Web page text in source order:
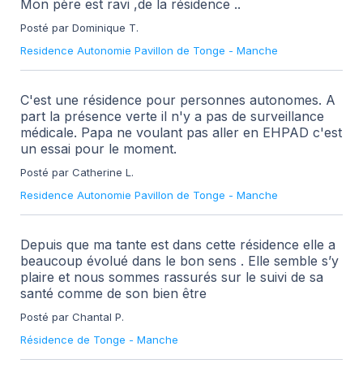
Mon père est ravi ,de la résidence ..
Posté par Dominique T.
Residence Autonomie Pavillon de Tonge - Manche
C'est une résidence pour personnes autonomes. A
part la présence verte il n'y a pas de surveillance
médicale. Papa ne voulant pas aller en EHPAD c'est
un essai pour le moment.
Posté par Catherine L.
Residence Autonomie Pavillon de Tonge - Manche
Depuis que ma tante est dans cette résidence elle a
beaucoup évolué dans le bon sens . Elle semble s’y
plaire et nous sommes rassurés sur le suivi de sa
santé comme de son bien être
Posté par Chantal P.
Résidence de Tonge - Manche